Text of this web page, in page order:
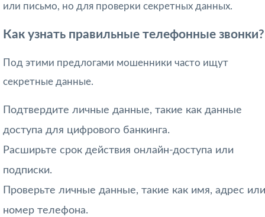
или письмо, но для проверки секретных данных.
Как узнать правильные телефонные звонки?
Под этими предлогами мошенники часто ищут
секретные данные.
Подтвердите личные данные, такие как данные
доступа для цифрового банкинга.
Расширьте срок действия онлайн-доступа или
подписки.
Проверьте личные данные, такие как имя, адрес или
номер телефона.